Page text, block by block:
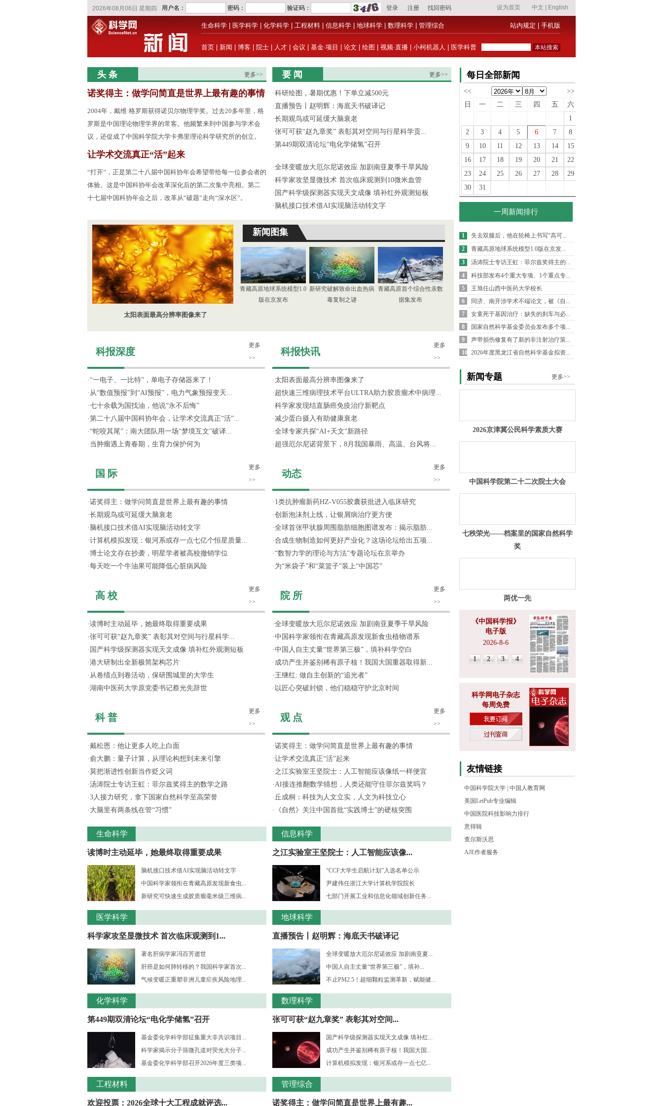
生命科学 医学科学 化学科学 工程材料 信息科学 地球科学 数理科学 管理综合 站内规定 手机版
首页 新闻 博客 院士 人才 会议 基金·项目 论文 绘图 视频·直播 小柯机器人 医学科普
头 条 更多>>
诺奖得主：做学问简直是世界上最有趣的事情
2004年，戴维·格罗斯获得诺贝尔物理学奖。过去20多年里，格
罗斯是中国理论物理学界的常客。他频繁来到中国参与学术会
议，还促成了中国科学院大学卡弗里理论科学研究所的创立。
让学术交流真正“活”起来
“打开”，正是第二十八届中国科协年会希望带给每一位参会者的
体验。这是中国科协年会改革深化后的第二次集中亮相。第二
十七届中国科协年会之后，改革从“破题”走向“深水区”。
要 闻 更多>>
·科研绘图，暑期优惠！下单立减500元
·直播预告丨赵明辉：海底天书破译记
·长期观鸟或可延缓大脑衰老
·张可可获“赵九章奖” 表彰其对空间与行星科学贡...
·第449期双清论坛“电化学储氢”召开
·全球变暖放大厄尔尼诺效应 加剧南亚夏季干旱风险
·科学家攻坚显微技术 首次临床观测到10微米血管
· 国产科学级探测器实现天文成像 填补红外观测短板
· 脑机接口技术借AI实现脑活动转文字
太阳表面最高分辨率图像来了
新闻图集
青藏高原地球系统模型1.0
版在京发布
新研究破解致命出血热病
毒复制之谜
青藏高原首个综合性汞数
据集发布
科报深度
更多
>>
·“一电子、一比特”，单电子存储器来了！
· 从“数值预报”到“AI预报”，电力气象预报变天...
·七十余载为国找油，他说“永不后悔”
·第二十八届中国科协年会，让学术交流真正“活”...
·“蛇咬其尾”：南大团队用一场“梦境互文”破译...
· 当肿瘤遇上青春期，生育力保护何为
国 际
更多
>>
·诺奖得主：做学问简直是世界上最有趣的事情
·长期观鸟或可延缓大脑衰老
· 脑机接口技术借AI实现脑活动转文字
·计算机模拟发现：银河系或存一点七亿个恒星质量...
·博士论文存在抄袭，明星学者被高校撤销学位
·每天吃一个牛油果可能降低心脏病风险
高 校
更多
>>
·读博时主动延毕，她最终取得重要成果
·张可可获“赵九章奖” 表彰其对空间与行星科学...
· 国产科学级探测器实现天文成像 填补红外观测短板
·港大研制出全新极简架构芯片
· 从卷绩点到卷活动，保研围城里的大学生
·湖南中医药大学原党委书记蔡光先辞世
科 普
更多
>>
·戴松恩：他让更多人吃上白面
·俞大鹏：量子计算，从理论构想到未来引擎
·莫把渐进性创新当作贬义词
·汤涛院士专访王虹：菲尔兹奖得主的数学之路
·3人接力研究，拿下国家自然科学至高荣誉
· 大脑里有两条线在管“习惯”
生命科学
读博时主动延毕，她最终取得重要成果
脑机接口技术借AI实现脑活动转文字
中国科学家领衔在青藏高原发现新食虫...
新研究可快速生成胶质瘤毫米级三维病...
医学科学
科学家攻坚显微技术 首次临床观测到1...
著名肝病学家冯百芳逝世
肝癌是如何肺转移的？我国科学家首次...
气候变暖正重塑非洲儿童疟疾风险地理...
化学科学
第449期双清论坛“电化学储氢”召开
基金委化学科学部征集重大非共识项目...
科学家揭示分子筛微孔道对荧光大分子...
基金委化学科学部召开2026年度三类项...
工程材料
欢迎投票：2026全球十大工程成就评选...
科报快讯
更多
>>
· 太阳表面最高分辨率图像来了
· 超快速三维病理技术平台ULTRA助力胶质瘤术中病理...
·科学家发现结直肠癌免疫治疗新靶点
·减少蛋白摄入有助健康衰老
·全球专家共探“AI+天文”新路径
· 超强厄尔尼诺背景下，8月我国暴雨、高温、台风将...
动态
更多
>>
· 1类抗肿瘤新药HZ-V055胶囊获批进入临床研究
·创新泡沫剂上线，让银屑病治疗更方便
·全球首张甲状腺周围脂肪细胞图谱发布：揭示脂肪...
·合成生物制造如何更好产业化？这场论坛给出五项...
·“数智力学的理论与方法”专题论坛在京举办
· 为“米袋子”和“菜篮子”装上“中国芯”
院 所
更多
>>
·全球变暖放大厄尔尼诺效应 加剧南亚夏季干旱风险
·中国科学家领衔在青藏高原发现新食虫植物谱系
·中国人自主丈量“世界第三极”，填补科学空白
· 成功产生并鉴别稀有原子核！我国大国重器取得新...
· 王继红: 做自主创新的“追光者”
· 以匠心突破封锁，他们稳稳守护北京时间
观 点
更多
>>
·诺奖得主：做学问简直是世界上最有趣的事情
·让学术交流真正“活”起来
· 之江实验室王坚院士：人工智能应该像纸一样便宜
·AI接连推翻数学猜想，人类还能守住菲尔兹奖吗？
· 丘成桐：科技为人文立实，人文为科技立心
·
《自然》关注中国首批“实践博士”的硬核突围
信息科学
之江实验室王坚院士：人工智能应该像...
“CCF大学生启航计划”入选名单公示
尹建伟任浙江大学计算机学院院长
七部门开展工业和信息化领域创新任务...
地球科学
直播预告丨赵明辉：海底天书破译记
全球变暖放大厄尔尼诺效应 加剧南亚夏...
中国人自主丈量“世界第三极”，填补...
不止PM2.5！超细颗粒监测革新，赋能健...
数理科学
张可可获“赵九章奖” 表彰其对空间...
国产科学级探测器实现天文成像 填补红...
成功产生并鉴别稀有原子核！我国大国...
计算机模拟发现：银河系或存一点七亿...
管理综合
诺奖得主：做学问简直是世界上最有趣...
每日全部新闻
<<
>>
日
一 二 三 四 五
六
1
2
3 4 5 6 7
8
9
10 11 12 13 14
15
16
17 18 19 20 21
22
23
24 25 26 27 28
29
30
31
一周新闻排行
1
失去双腿后，他在轮椅上书写“高可...
2
青藏高原地球系统模型1.0版在京发...
3
汤涛院士专访王虹：菲尔兹奖得主的...
4
科技部发布4个重大专项、1个重点专...
5
王旭任山西中医药大学校长
6
同济、南开涉学术不端论文，被《自...
7
女童死于基因治疗：缺失的刹车与必...
8
国家自然科学基金委员会发布多个项...
9
声带损伤修复有了新的非注射治疗策...
10 2026年度黑龙江省自然科学基金拟资...
新闻专题 更多>>
2026京津冀公民科学素质大赛
中国科学院第二十二次院士大会
七秩荣光——档案里的国家自然科学
奖
两优一先
《中国科学报》
电子版
2026-8-6
1 2 3 4
科学网电子杂志
每周免费
友情链接
中国科学院大学 中国人教育网
美国LetPub专业编辑
中国医院科技影响力排行
意得辑
查尔斯沃思
AJE作者服务